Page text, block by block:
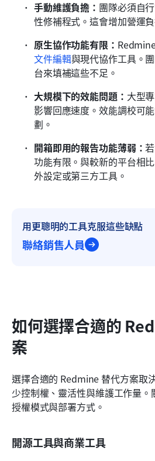
手動維護負擔： 團隊必須自
性修補程式。這會增加營運
原生協作功能有限：
文件編輯與現代協作工具。
台來填補這些不足。
大規模下的效能問題： 大型
影響回應速度。效能調校可
劃。
開箱即用的報告功能薄弱：
功能有限。與較新的平台相
外設定或第三方工具。
用更聰明的工具克服這些缺點
聯絡銷售人員
如何選擇合適的
案
選擇合適的 Redmine 替代方案取
少控制權、靈活性與維護工作量
授權模式與部署方式。
開源工具與商業工具